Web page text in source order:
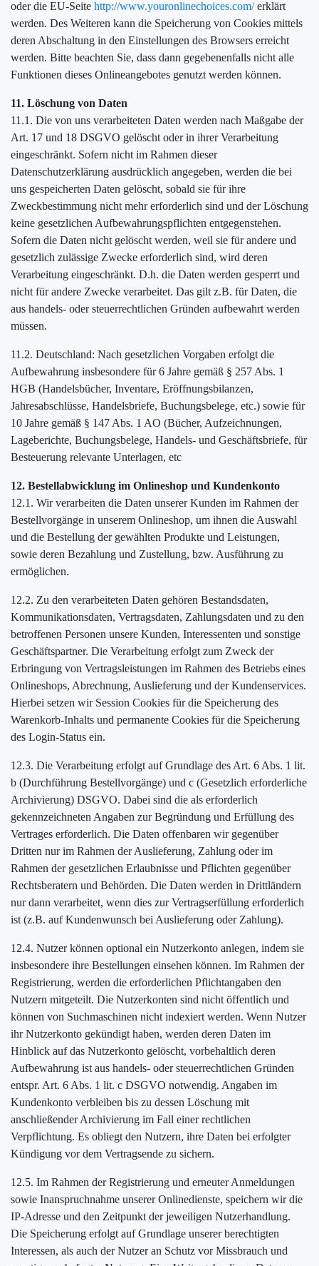
oder die EU-Seite http://www.youronlinechoices.com/erklärt
werden. Des Weiteren kann die Speicherung von Cookies mittels
deren Abschaltung in den Einstellungen des Browsers erreicht
werden. Bitte beachten Sie, dass dann gegebenenfalls nicht alle
Funktionen dieses Onlineangebotes genutzt werden können.
11. Löschung von Daten
11.1. Die von uns verarbeiteten Daten werden nach Maßgabe der
Art. 17 und 18 DSGVO gelöscht oder in ihrer Verarbeitung
eingeschränkt. Sofern nicht im Rahmen dieser
Datenschutzerklärung ausdrücklich angegeben, werden die bei
uns gespeicherten Daten gelöscht, sobald sie für ihre
Zweckbestimmung nicht mehr erforderlich sind und der Löschung
keine gesetzlichen Aufbewahrungspflichten entgegenstehen.
Sofern die Daten nicht gelöscht werden, weil sie für andere und
gesetzlich zulässige Zwecke erforderlich sind, wird deren
Verarbeitung eingeschränkt. D.h. die Daten werden gesperrt und
nicht für andere Zwecke verarbeitet. Das gilt z.B. für Daten, die
aus handels- oder steuerrechtlichen Gründen aufbewahrt werden
müssen.
11.2. Deutschland: Nach gesetzlichen Vorgaben erfolgt die
Aufbewahrung insbesondere für 6 Jahre gemäß § 257 Abs. 1
HGB (Handelsbücher, Inventare, Eröffnungsbilanzen,
Jahresabschlüsse, Handelsbriefe, Buchungsbelege, etc.) sowie für
10 Jahre gemäß § 147 Abs. 1 AO (Bücher, Aufzeichnungen,
Lageberichte, Buchungsbelege, Handels- und Geschäftsbriefe, für
Besteuerung relevante Unterlagen, etc
12. Bestellabwicklung im Onlineshop und Kundenkonto
12.1. Wir verarbeiten die Daten unserer Kunden im Rahmen der
Bestellvorgänge in unserem Onlineshop, um ihnen die Auswahl
und die Bestellung der gewählten Produkte und Leistungen,
sowie deren Bezahlung und Zustellung, bzw. Ausführung zu
ermöglichen.
12.2. Zu den verarbeiteten Daten gehören Bestandsdaten,
Kommunikationsdaten, Vertragsdaten, Zahlungsdaten und zu den
betroffenen Personen unsere Kunden, Interessenten und sonstige
Geschäftspartner. Die Verarbeitung erfolgt zum Zweck der
Erbringung von Vertragsleistungen im Rahmen des Betriebs eines
Onlineshops, Abrechnung, Auslieferung und der Kundenservices.
Hierbei setzen wir Session Cookies für die Speicherung des
Warenkorb-Inhalts und permanente Cookies für die Speicherung
des Login-Status ein.
12.3. Die Verarbeitung erfolgt auf Grundlage des Art. 6 Abs. 1 lit.
b (Durchführung Bestellvorgänge) und c (Gesetzlich erforderliche
Archivierung) DSGVO. Dabei sind die als erforderlich
gekennzeichneten Angaben zur Begründung und Erfüllung des
Vertrages erforderlich. Die Daten offenbaren wir gegenüber
Dritten nur im Rahmen der Auslieferung, Zahlung oder im
Rahmen der gesetzlichen Erlaubnisse und Pflichten gegenüber
Rechtsberatern und Behörden. Die Daten werden in Drittländern
nur dann verarbeitet, wenn dies zur Vertragserfüllung erforderlich
ist (z.B. auf Kundenwunsch bei Auslieferung oder Zahlung).
12.4. Nutzer können optional ein Nutzerkonto anlegen, indem sie
insbesondere ihre Bestellungen einsehen können. Im Rahmen der
Registrierung, werden die erforderlichen Pflichtangaben den
Nutzern mitgeteilt. Die Nutzerkonten sind nicht öffentlich und
können von Suchmaschinen nicht indexiert werden. Wenn Nutzer
ihr Nutzerkonto gekündigt haben, werden deren Daten im
Hinblick auf das Nutzerkonto gelöscht, vorbehaltlich deren
Aufbewahrung ist aus handels- oder steuerrechtlichen Gründen
entspr. Art. 6 Abs. 1 lit. c DSGVO notwendig. Angaben im
Kundenkonto verbleiben bis zu dessen Löschung mit
anschließender Archivierung im Fall einer rechtlichen
Verpflichtung. Es obliegt den Nutzern, ihre Daten bei erfolgter
Kündigung vor dem Vertragsende zu sichern.
12.5. Im Rahmen der Registrierung und erneuter Anmeldungen
sowie Inanspruchnahme unserer Onlinedienste, speichern wir die
IP-Adresse und den Zeitpunkt der jeweiligen Nutzerhandlung.
Die Speicherung erfolgt auf Grundlage unserer berechtigten
Interessen, als auch der Nutzer an Schutz vor Missbrauch und